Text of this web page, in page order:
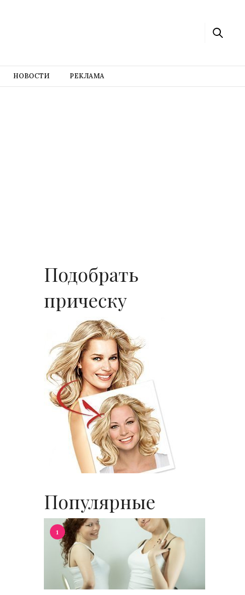
НОВОСТИ РЕКЛАМА
Подобрать
прическу
Популярные
1